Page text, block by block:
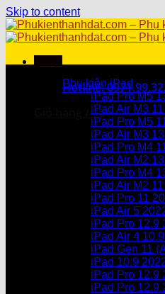
Skip to content
Hotline:
Giỏ hàng /0₫
Chưa có sản phẩm
Chưa có sản phẩm trong
Danh mục sản phẩm
Phụ kiện iPad
iPad Pro M5
iPad Air M3
iPad Pro M5
iPad Air M3
iPad Pro M4
iPad Air M2
iPad Pro M4
iPad Air M2
iPad Pro 11
iPad Air 5
iPad Pro 12.9
iPad Air 4
iPad Gen 11
iPad 10.9
iPad Pro 12.9
iPad Pro